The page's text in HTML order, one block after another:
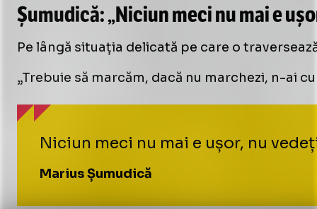
Unmute
Șumudică: „Niciun meci nu mai e
Pe lângă situația delicată pe care o
„Trebuie să marcăm, dacă nu marchezi, n-ai
Niciun meci nu mai e ușor, nu
Marius Șumudică